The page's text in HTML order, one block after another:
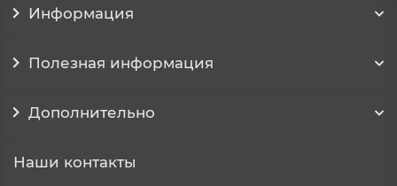
Информация
Полезная информация
Дополнительно
Наши контакты